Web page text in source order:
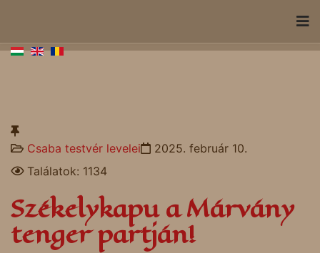
Csaba testvér levelei
2025. február 10.
Találatok: 1134
Székelykapu a Márvány
tenger partján!